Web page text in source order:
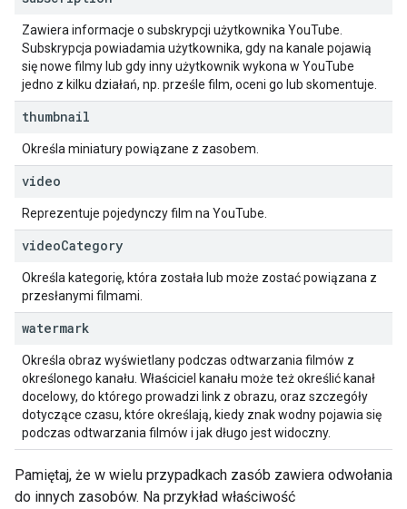
Zawiera informacje o subskrypcji użytkownika YouTube.
Subskrypcja powiadamia użytkownika, gdy na kanale pojawią
się nowe filmy lub gdy inny użytkownik wykona w YouTube
jedno z kilku działań, np. prześle film, oceni go lub skomentuje.
thumbnail
Określa miniatury powiązane z zasobem.
video
Reprezentuje pojedynczy film na YouTube.
videoCategory
Określa kategorię, która została lub może zostać powiązana z
przesłanymi filmami.
watermark
Określa obraz wyświetlany podczas odtwarzania filmów z
określonego kanału. Właściciel kanału może też określić kanał
docelowy, do którego prowadzi link z obrazu, oraz szczegóły
dotyczące czasu, które określają, kiedy znak wodny pojawia się
podczas odtwarzania filmów i jak długo jest widoczny.
Pamiętaj, że w wielu przypadkach zasób zawiera odwołania
do innych zasobów. Na przykład właściwość